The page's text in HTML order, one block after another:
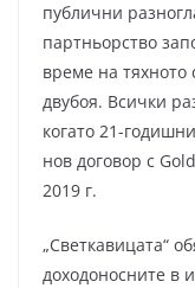
публични
партньорство
време на тяхното
двубоя. Всички
когато 21-
нов договор с
2019 г.
„Светкавицата“
доходоносните в